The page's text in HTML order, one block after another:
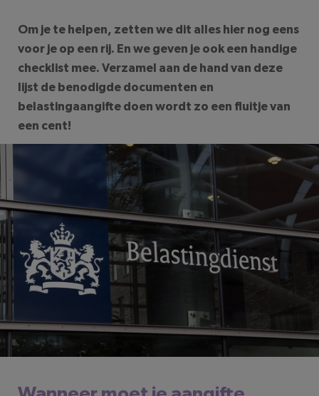
Om je te helpen, zetten we dit alles hier nog eens
voor je op een rij. En we geven je ook een handige
checklist mee. Verzamel aan de hand van deze
lijst de benodigde documenten en
belastingaangifte doen wordt zo een fluitje van
een cent!